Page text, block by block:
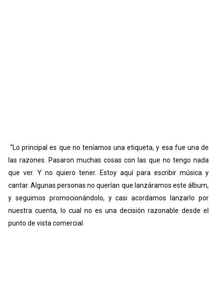
“Lo principal es que no teníamos una etiqueta, y esa fue una de
las razones. Pasaron muchas cosas con las que no tengo nada
que ver. Y no quiero tener. Estoy aquí para escribir música y
cantar. Algunas personas no querían que lanzáramos este álbum,
y seguimos promocionándolo, y casi acordamos lanzarlo por
nuestra cuenta, lo cual no es una decisión razonable desde el
punto de vista comercial.